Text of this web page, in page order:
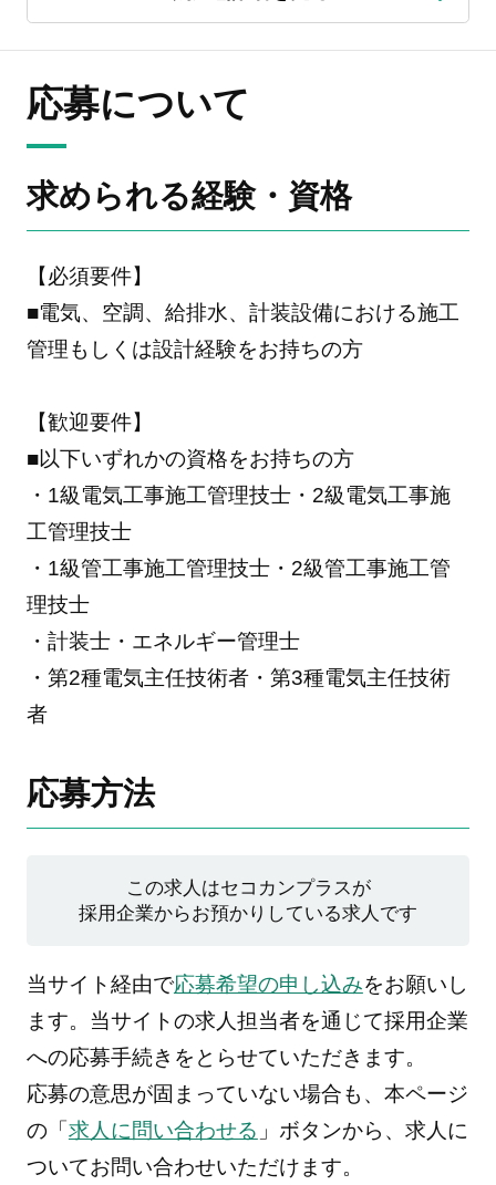
応募について
求められる経験・資格
【必須要件】
■電気、空調、給排水、計装設備における施工
管理もしくは設計経験をお持ちの方
【歓迎要件】
■以下いずれかの資格をお持ちの方
・1級電気工事施工管理技士・2級電気工事施
工管理技士
・1級管工事施工管理技士・2級管工事施工管
理技士
・計装士・エネルギー管理士
・第2種電気主任技術者・第3種電気主任技術
者
応募方法
この求人はセコカンプラスが
採用企業からお預かりしている求人です
当サイト経由で応募希望の申し込みをお願いし
ます。当サイトの求人担当者を通じて採用企業
への応募手続きをとらせていただきます。
応募の意思が固まっていない場合も、本ページ
の「 求人に問い合わせる 」ボタンから、求人に
ついてお問い合わせいただけます。